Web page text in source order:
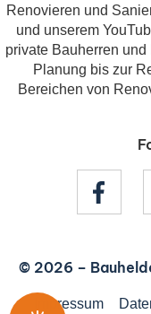
Renovieren und
und unserem
private Bauherren
Planung bis zur
Bereichen von
© 2026 –
Impressum